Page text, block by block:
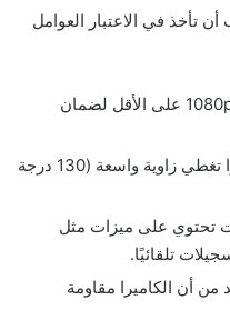
تأخذ في الاعتبار العوامل
اختر كاميرا بدقة 1080p على الأقل لضمان
تأكد من أن الكاميرا تغطي زاوية واسعة (130 درجة
تحتوي على ميزات مثل
تلقائيًا.
من أن الكاميرا مقاومة